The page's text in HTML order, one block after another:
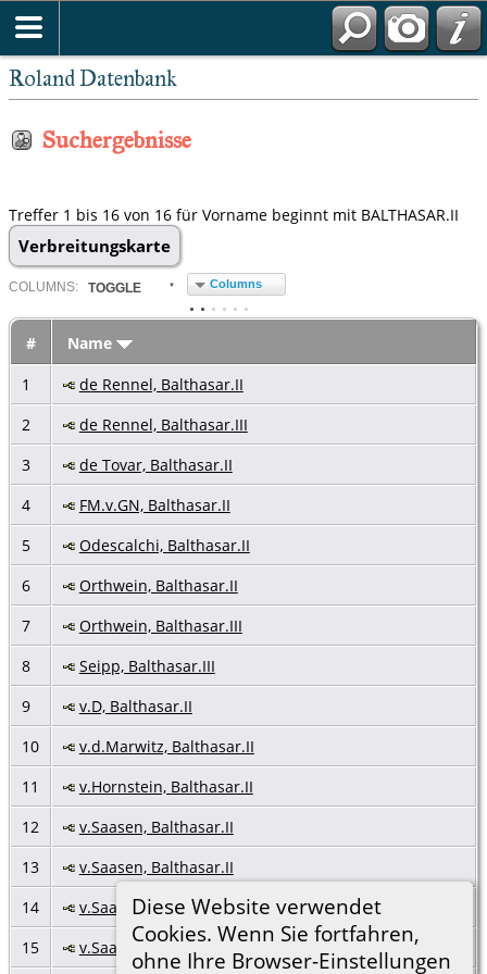
Roland Datenbank
Diese Website verwendet
Cookies. Wenn Sie fortfahren,
ohne Ihre Browser-Einstellungen
Suchergebnisse
Treffer 1 bis 16 von 16 für Vorname beginnt mit BALTHASAR.II
Verbreitungskarte
COLUMN S: TOGGLE Columns
#
Name
1
de Rennel, Balthasar.II
2
de Rennel, Balthasar.III
3
de Tovar, Balthasar.II
4
FM.v.GN, Balthasar.II
5
Odescalchi, Balthasar.II
6
Orthwein, Balthasar.II
7
Orthwein, Balthasar.III
8
Seipp, Balthasar.III
9
v.D, Balthasar.II
10
v.d.Marwitz, Balthasar.II
11
v.Hornstein, Balthasar.II
12
v.Saasen, Balthasar.II
13
v.Saasen, Balthasar.II
14
v.Saasen, Balthasar.III
15
v.Saasen, Balthasar.III